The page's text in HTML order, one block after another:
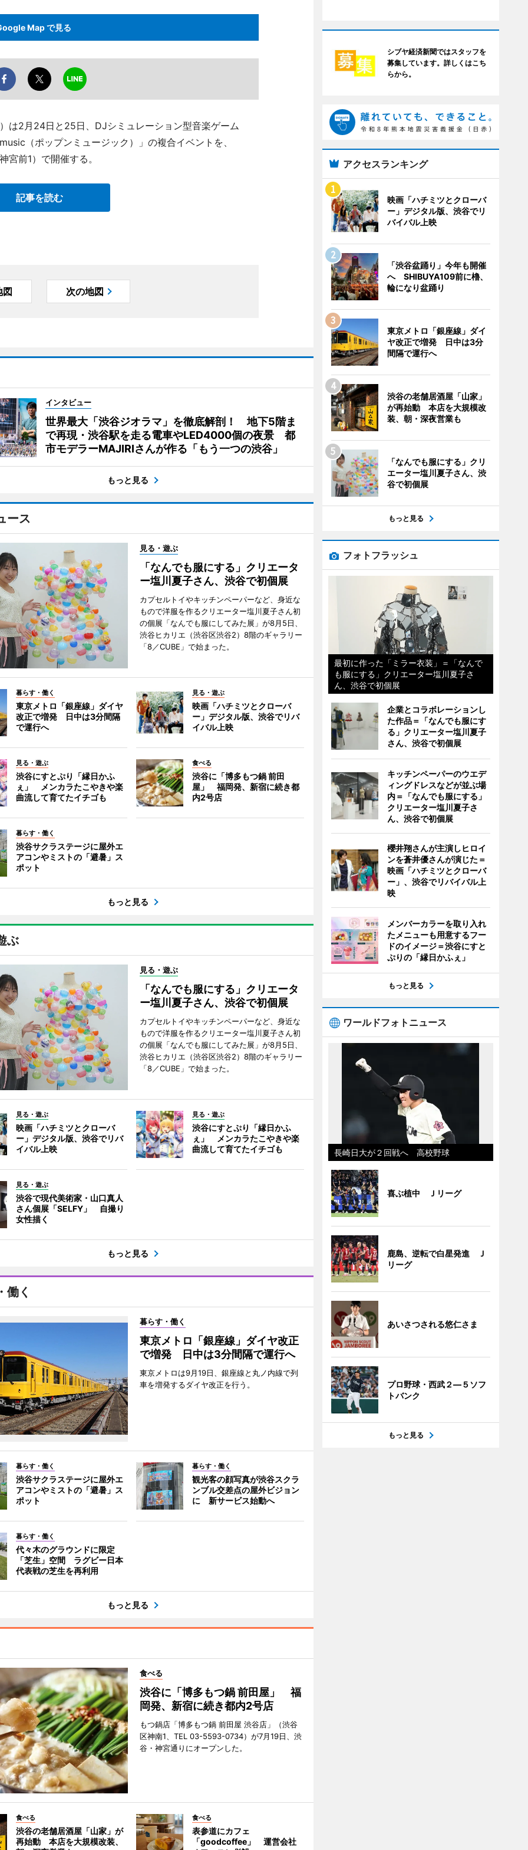
Map で見る
は2月24日と25日、DJシミュレーション型音楽ゲーム
（ポップンミュージック）」の複合イベントを、
前1）で開催する。
記事を読む
図 次の地図
インタビュー
世界最大「渋谷ジオラマ」を徹底解剖！ 地下5階ま
で再現・渋谷駅を走る電車やLED4000個の夜景 都
市モデラーMAJIRIさんが作る「もう一つの渋谷」
もっと見る
ース
見る・遊ぶ
「なんでも服にする」クリエータ
ー塩川夏子さん、渋谷で初個展
カプセルトイやキッチンペーパーなど、身近な
もので洋服を作るクリエーター塩川夏子さん初
の個展「なんでも服にしてみた展」が8月5日、
渋谷ヒカリエ（渋谷区渋谷2）8階のギャラリー
「8／CUBE」で始まった。
暮らす・働く
東京メトロ「銀座線」ダイヤ
改正で増発 日中は3分間隔
で運行へ
見る・遊ぶ
映画「ハチミツとクローバ
ー」デジタル版、渋谷でリバ
イバル上映
見る・遊ぶ
渋谷にすとぷり「縁日かふ
ぇ」 メンカラたこやきや楽
曲流して育てたイチゴも
食べる
渋谷に「博多もつ鍋 前田
屋」 福岡発、新宿に続き都
内2号店
暮らす・働く
渋谷サクラステージに屋外エ
アコンやミストの「避暑」ス
ポット
もっと見る
ぶ
見る・遊ぶ
「なんでも服にする」クリエータ
ー塩川夏子さん、渋谷で初個展
カプセルトイやキッチンペーパーなど、身近な
もので洋服を作るクリエーター塩川夏子さん初
の個展「なんでも服にしてみた展」が8月5日、
渋谷ヒカリエ（渋谷区渋谷2）8階のギャラリー
「8／CUBE」で始まった。
見る・遊ぶ
映画「ハチミツとクローバ
ー」デジタル版、渋谷でリバ
イバル上映
見る・遊ぶ
渋谷にすとぷり「縁日かふ
ぇ」 メンカラたこやきや楽
曲流して育てたイチゴも
見る・遊ぶ
渋谷で現代美術家・山口真人
さん個展「SELFY」 自撮り
女性描く
もっと見る
働く
暮らす・働く
東京メトロ「銀座線」ダイヤ改正
で増発 日中は3分間隔で運行へ
東京メトロは9月19日、銀座線と丸ノ内線で列
車を増発するダイヤ改正を行う。
暮らす・働く
渋谷サクラステージに屋外エ
アコンやミストの「避暑」ス
ポット
暮らす・働く
観光客の顔写真が渋谷スクラ
ンブル交差点の屋外ビジョン
に 新サービス始動へ
暮らす・働く
代々木のグラウンドに限定
「芝生」空間 ラグビー日本
代表戦の芝生を再利用
もっと見る
食べる
渋谷に「博多もつ鍋 前田屋」 福
岡発、新宿に続き都内2号店
もつ鍋店「博多もつ鍋 前田屋 渋谷店」（渋谷
区神南1、TEL 03-5593-0734）が7月19日、渋
谷・神宮通りにオープンした。
食べる
渋谷の老舗居酒屋「山家」が
再始動 本店を大規模改装、
食べる
表参道にカフェ
「goodcoffee」 運営会社
シブヤ経済新聞ではスタッフを
募集しています。詳しくはこち
らから。
アクセスランキング
映画「ハチミツとクローバ
ー」デジタル版、渋谷でリ
バイバル上映
「渋谷盆踊り」今年も開催
へ SHIBUYA109前に櫓、
輪になり盆踊り
東京メトロ「銀座線」ダイ
ヤ改正で増発 日中は3分
間隔で運行へ
渋谷の老舗居酒屋「山家」
が再始動 本店を大規模改
装、朝・深夜営業も
「なんでも服にする」クリ
エーター塩川夏子さん、渋
谷で初個展
もっと見る
フォトフラッシュ
最初に作った「ミラー衣装」＝「なんで
も服にする」クリエーター塩川夏子さ
ん、渋谷で初個展
企業とコラボレーションし
た作品＝「なんでも服にす
る」クリエーター塩川夏子
さん、渋谷で初個展
キッチンペーパーのウエデ
ィングドレスなどが並ぶ場
内＝「なんでも服にする」
クリエーター塩川夏子さ
ん、渋谷で初個展
櫻井翔さんが主演しヒロイ
ンを蒼井優さんが演じた＝
映画「ハチミツとクローバ
ー」、渋谷でリバイバル上
映
メンバーカラーを取り入れ
たメニューも用意するフー
ドのイメージ＝渋谷にすと
ぷりの「縁日かふぇ」
もっと見る
ワールドフォトニュース
長崎日大が２回戦へ 高校野球
喜ぶ植中 Ｊリーグ
鹿島、逆転で白星発進 Ｊ
リーグ
あいさつされる悠仁さま
プロ野球・西武２―５ソフ
トバンク
もっと見る